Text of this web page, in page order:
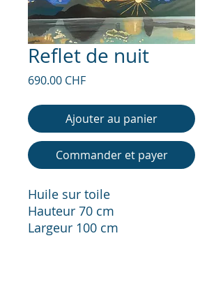
Reflet de nuit
690.00 CHFPrix
Ajouter au panier
Commander et payer
Huile sur toile
Hauteur 70 cm
Largeur 100 cm